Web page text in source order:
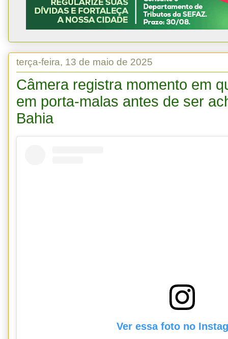
terça-feira, 13 de maio de 2025
Câmera registra momento em
em porta-malas antes de ser
Bahia
Ver essa foto no